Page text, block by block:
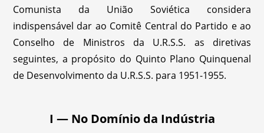
Comunista da União Soviética considera
indispensável dar ao Comitê Central do Partido e ao
Conselho de Ministros da U.R.S.S. as diretivas
seguintes, a propósito do Quinto Plano Quinquenal
de Desenvolvimento da U.R.S.S. para 1951-1955.
I — No Domínio da Indústria